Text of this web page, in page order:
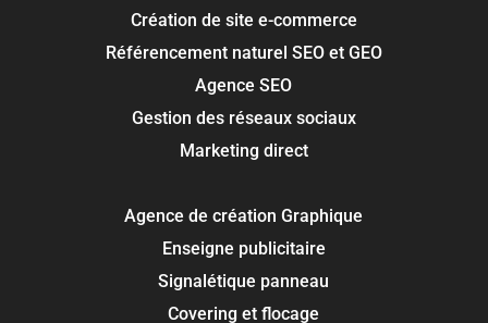
Création de site e-commerce
Référencement naturel SEO et GEO
Agence SEO
Gestion des réseaux sociaux
Marketing direct
Agence de création Graphique
Enseigne publicitaire
Signalétique panneau
Covering et flocage